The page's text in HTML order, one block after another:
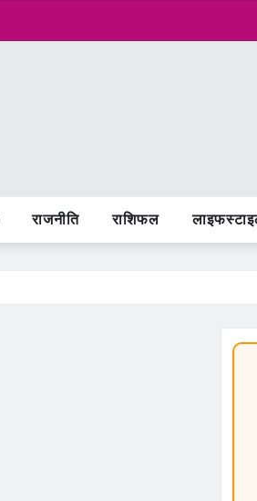
राजनीति राशिफल